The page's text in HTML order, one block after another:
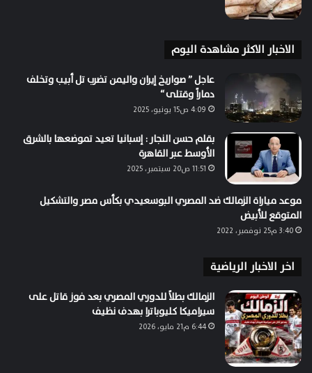
الاخبار الاكثر مشاهدة اليوم
عاجل ” صواريخ إيران واليمن تضرب تل أبيب وتخلف
دماراً وقتلى “
4:09 ص15 يونيو، 2025
بقلم حسن النجار : إسبانيا تعيد تموضعها بالشرق
الأوسط عبر القاهرة
11:51 ص20 سبتمبر، 2025
موعد مياراة الزمالك ضد المصري البوسعيدي بكأس مصر والتشكيل
المتوقع للأبيض
3:40 م25 نوفمبر، 2022
اخر الاخبار الرياضية
الزمالك بطلاً للدوري المصري بعد فوز قاتل على
سيراميكا كليوباترا بهدف نظيف
6:44 م21 مايو، 2026